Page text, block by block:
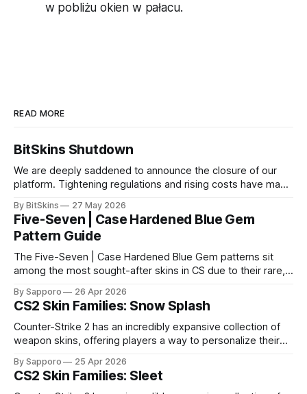
w pobliżu okien w pałacu.
READ MORE
BitSkins Shutdown
We are deeply saddened to announce the closure of our
platform. Tightening regulations and rising costs have made
By BitSkins 27 May 2026
Five-Seven | Case Hardened Blue Gem
Pattern Guide
The Five-Seven | Case Hardened Blue Gem patterns sit
among the most sought-after skins in CS due to their rare,
especially because of their high blue percentage yet being
highly affordable. In 2025, top-tier Blue Gems, especially in
Factory New condition, have reached around
By Sapporo 26 Apr 2026
CS2 Skin Families: Snow Splash
Counter-Strike 2 has an incredibly expansive collection of
weapon skins, offering players a way to personalize their
selection, certain skin families have become iconic,
standing out due to their distinct aesthetics and recurring
By Sapporo 25 Apr 2026
CS2 Skin Families: Sleet